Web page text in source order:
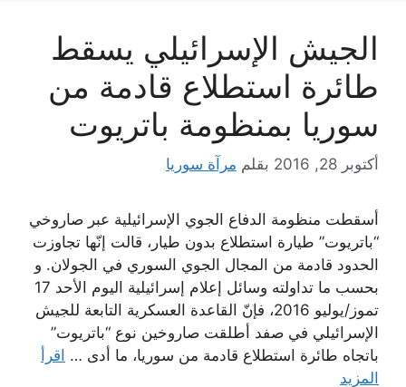
الجيش الإسرائيلي يسقط
طائرة استطلاع قادمة من
سوريا بمنظومة باتريوت
أكتوبر 28, 2016 بقلم مرآة سوريا
أسقطت منظومة الدفاع الجوي الإسرائيلية عبر صاروخي
“باتريوت” طيارة استطلاع بدون طيار، قالت إنّها تجاوزت
الحدود قادمة من المجال الجوي السوري في الجولان. و
بحسب ما تداولته وسائل إعلام إسرائيلية اليوم الأحد 17
تموز/يوليو 2016، فإنّ القاعدة العسكرية التابعة للجيش
الإسرائيلي في صفد أطلقت صاروخين نوع “باتريوت”
باتجاه طائرة استطلاع قادمة من سوريا، ما أدى … اقرأ
المزيد